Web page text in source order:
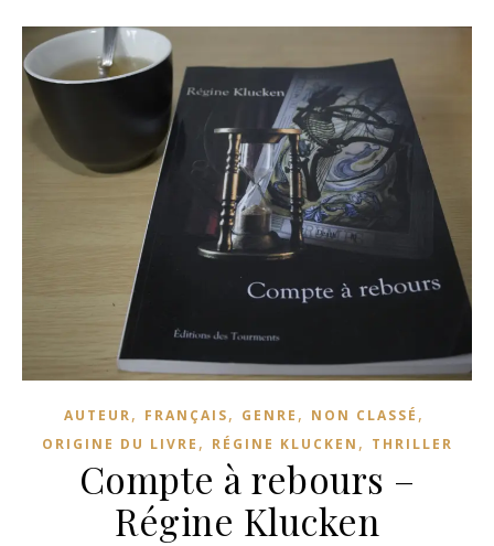
AUTEUR, FRANÇAIS, GENRE , NON CLASSÉ ,
ORIGINE DU LIVRE , RÉGINE KLUCKEN , THRILLER
Compte à rebours –
Régine Klucken